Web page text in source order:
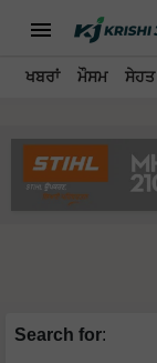
ਖਬਰਾਂ ਮੌਸਮ ਸੇਹਤ
Search for: